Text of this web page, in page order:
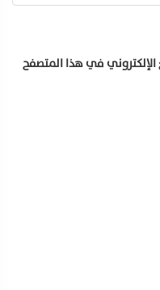
في هذا المتصفح